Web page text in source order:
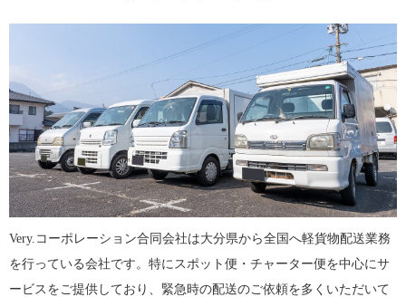
Very.コーポレーション合同会社は大分県から全国へ軽貨物配送業務
を行っている会社です。特にスポット便・チャーター便を中心にサ
ービスをご提供しており、緊急時の配送のご依頼を多くいただいて